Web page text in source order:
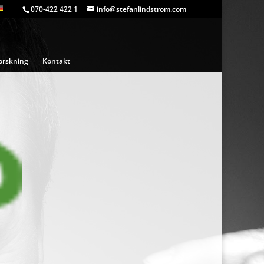
070-422 422 1 info@stefanlindstrom.com
Kontakt